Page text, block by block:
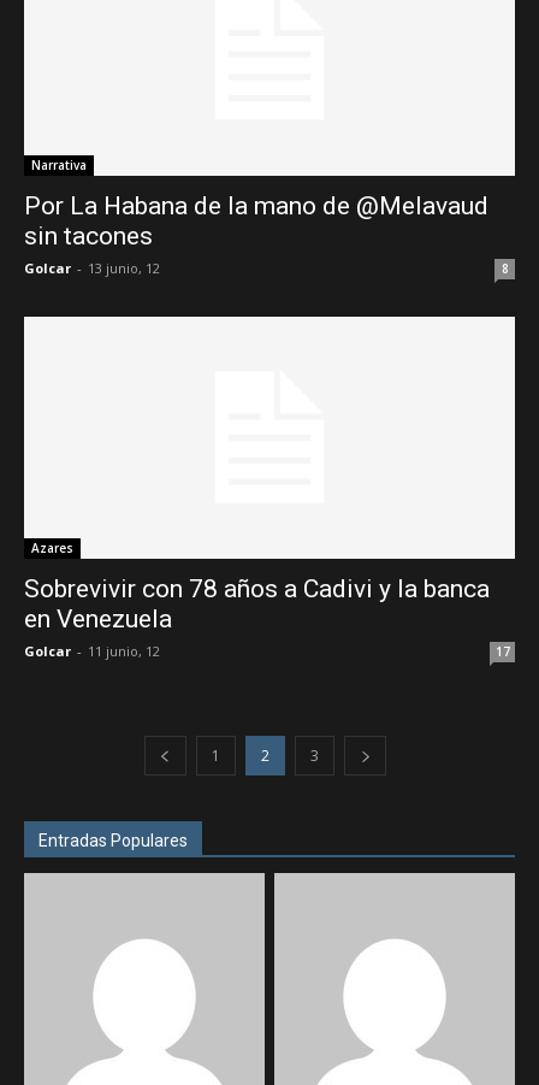
Narrativa
Por La Habana de la mano de @Melavaud
sin tacones
Golcar - 13 junio, 12 8
Azares
Sobrevivir con 78 años a Cadivi y la banca
en Venezuela
Golcar - 11 junio, 12 17
1 2 3
Entradas Populares